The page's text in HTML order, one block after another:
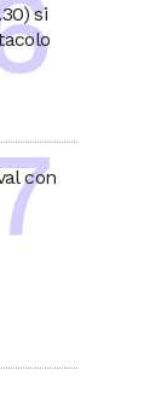
si
con